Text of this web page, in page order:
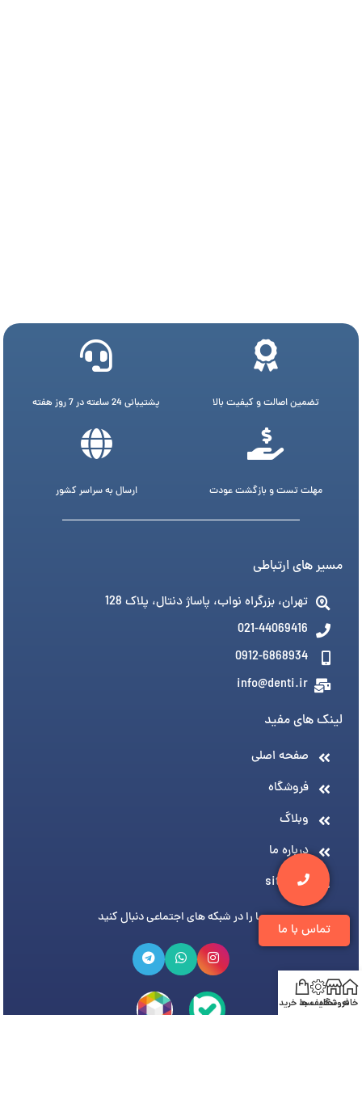
تماس با ما
تضمین اصالت و کیفیت بالا پشتیبانی 24 ساعته در 7 روز هفته
مهلت تست و بازگشت عودت ارسال به سراسر کشور
مسیر های ارتباطی
تهران، بزرگراه نواب، پاساژ دنتال، پلاک 128
021-44069416
0912-6868934
info@denti.ir
لینک های مفید
صفحه اصلی
فروشگاه
وبلاگ
درباره ما
sitemap
ما را در شبکه های اجتماعی دنبال کنید
خانهفروشگاه
تخفیف هاسبد خرید